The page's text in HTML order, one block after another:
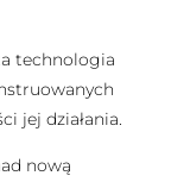
technologia
jej działania.
nową